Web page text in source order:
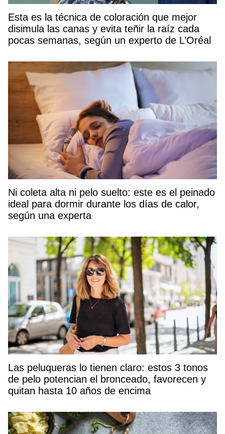
Esta es la técnica de coloración que mejor
disimula las canas y evita teñir la raíz cada
pocas semanas, según un experto de L’Oréal
Ni coleta alta ni pelo suelto: este es el peinado
ideal para dormir durante los días de calor,
según una experta
Las peluqueras lo tienen claro: estos 3 tonos
de pelo potencian el bronceado, favorecen y
quitan hasta 10 años de encima